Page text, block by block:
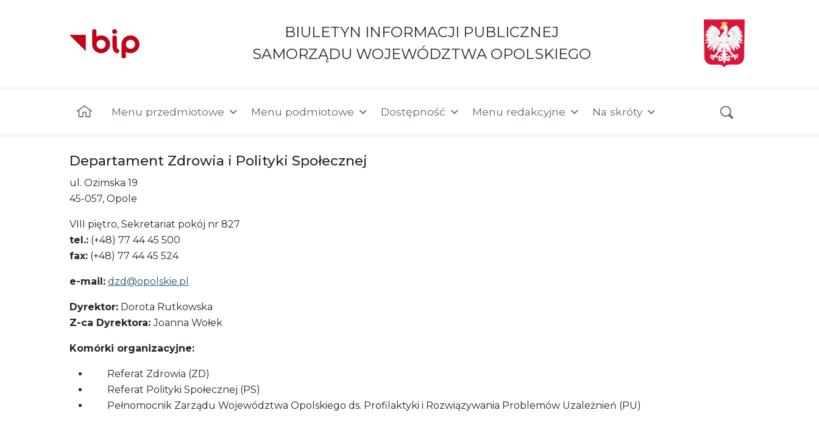
BIULETYN INFORMACJI PUBLICZNEJ
SAMORZĄDU WOJEWÓDZTWA OPOLSKIEGO
Menu przedmiotowe Menu podmiotowe Dostępność Menu redakcyjne Na skróty
Departament Zdrowia i Polityki Społecznej
ul. Ozimska 19
45-057, Opole
VIII piętro, Sekretariat pokój nr 827
tel.: (+48) 77 44 45 500
fax: (+48) 77 44 45 524
e-mail: dzd@opolskie.pl
Dyrektor: Dorota Rutkowska
Z-ca Dyrektora:Joanna Wołek
Komórki organizacyjne:
Referat Zdrowia (ZD)
Referat Polityki Społecznej (PS)
Pełnomocnik Zarządu Województwa Opolskiego ds. Profilaktyki i Rozwiązywania Problemów Uzależnień (PU)